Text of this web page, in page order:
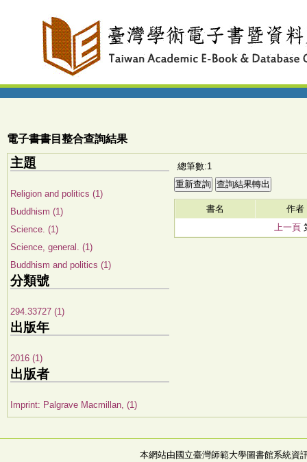
電子書書目整合查詢結果
主題
Religion and politics (1)
Buddhism (1)
Science. (1)
Science, general. (1)
Buddhism and politics (1)
分類號
294.33727 (1)
出版年
2016 (1)
出版者
Imprint: Palgrave Macmillan, (1)
總筆數:1
書名
作者
上一頁
本網站由國立臺灣師範大學圖書館系統資